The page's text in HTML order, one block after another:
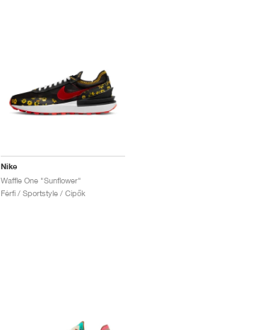
Nike
Waffle One "Sunflower"
Férfi / Sportstyle / Cipők